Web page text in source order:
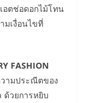
ตช่อดอกไม้โทน
มเงื่อนไขที่
FASHION
ามประณีตของ
วยการหยิบ